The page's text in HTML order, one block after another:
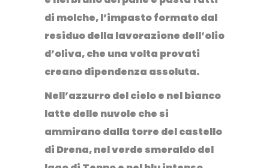
di molche, l’impasto formato dal
residuo della lavorazione dell’olio
d’oliva, che una volta provati
creano dipendenza assoluta.
Nell’azzurro del cielo e nel bianco
latte delle nuvole che si
ammirano dalla torre delcastello
di Drena, nel verde smeraldo del